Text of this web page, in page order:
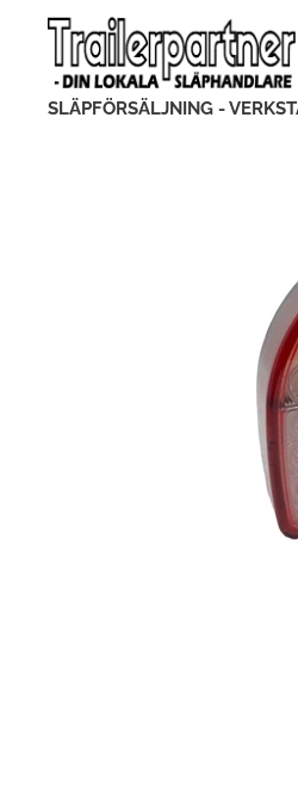
SLÄPFÖRSÄLJNING -